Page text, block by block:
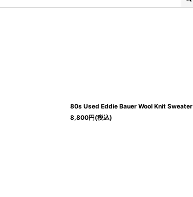
80s Used Eddie Bauer Wool Knit Sweater
8,800円(税込)